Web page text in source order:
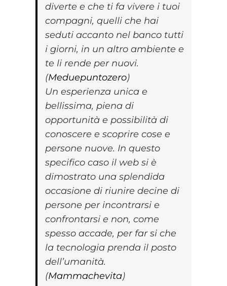
diverte e che ti fa vivere i tuoi
compagni, quelli che hai
seduti accanto nel banco tutti
i giorni, in un altro ambiente e
te li rende per nuovi.
(Meduepuntozero)
Un esperienza unica e
bellissima, piena di
opportunità e possibilità di
conoscere e scoprire cose e
persone nuove. In questo
specifico caso il web si è
dimostrato una splendida
occasione di riunire decine di
persone per incontrarsi e
confrontarsi e non, come
spesso accade, per far si che
la tecnologia prenda il posto
dell’umanità.
(Mammachevita)